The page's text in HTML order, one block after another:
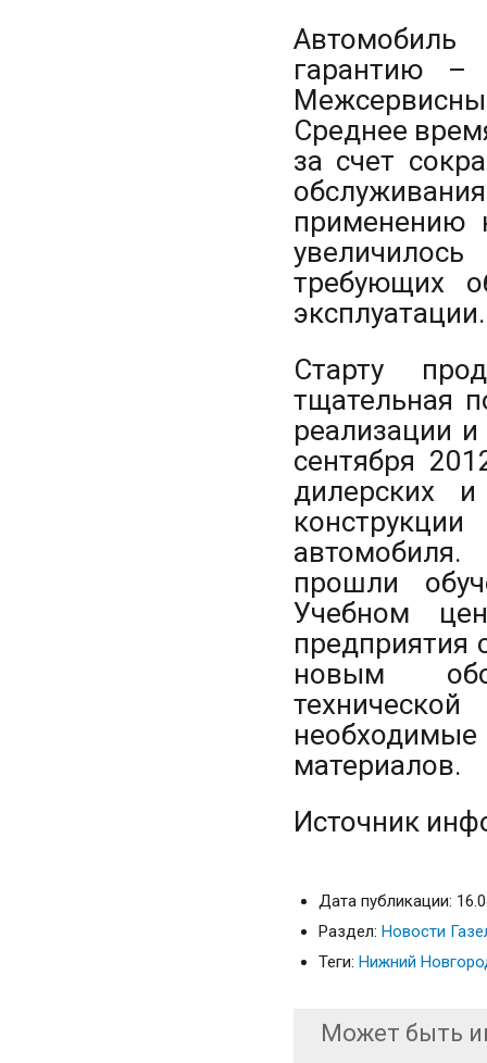
гарантию
Среднее
за счет
применению
требующих
эксплуатации.
Старту
тщательная
реализации
сентября
дилерских
прошли
Учебном
предприятия
новым
материалов.
Источник
Дата публикации:
Раздел: Новости
Теги: Нижний
Может быть